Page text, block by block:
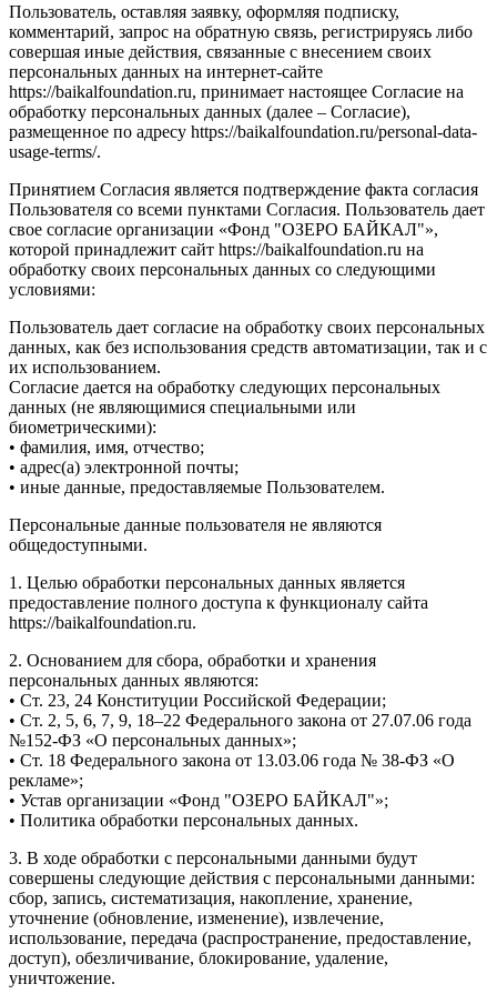
Пользователь, оставляя заявку, оформляя подписку,
комментарий, запрос на обратную связь, регистрируясь либо
совершая иные действия, связанные с внесением своих
персональных данных на интернет-сайте
https://baikalfoundation.ru, принимает настоящее Согласие на
обработку персональных данных (далее – Согласие),
размещенное по адресу https://baikalfoundation.ru/personal-data-
usage-terms/.
Принятием Согласия является подтверждение факта согласия
Пользователя со всеми пунктами Согласия. Пользователь дает
свое согласие организации «Фонд "ОЗЕРО БАЙКАЛ"»,
которой принадлежит сайт https://baikalfoundation.ru на
обработку своих персональных данных со следующими
условиями:
Пользователь дает согласие на обработку своих персональных
данных, как без использования средств автоматизации, так и с
их использованием.
Согласие дается на обработку следующих персональных
данных (не являющимися специальными или
биометрическими):
• фамилия, имя, отчество;
• адрес(а) электронной почты;
• иные данные, предоставляемые Пользователем.
Персональные данные пользователя не являются
общедоступными.
1. Целью обработки персональных данных является
предоставление полного доступа к функционалу сайта
https://baikalfoundation.ru.
2. Основанием для сбора, обработки и хранения
персональных данных являются:
• Ст. 23, 24 Конституции Российской Федерации;
• Ст. 2, 5, 6, 7, 9, 18–22 Федерального закона от 27.07.06 года
№152-ФЗ «О персональных данных»;
• Ст. 18 Федерального закона от 13.03.06 года № 38-ФЗ «О
рекламе»;
• Устав организации «Фонд "ОЗЕРО БАЙКАЛ"»;
• Политика обработки персональных данных.
3. В ходе обработки с персональными данными будут
совершены следующие действия с персональными данными:
сбор, запись, систематизация, накопление, хранение,
уточнение (обновление, изменение), извлечение,
использование, передача (распространение, предоставление,
доступ), обезличивание, блокирование, удаление,
уничтожение.